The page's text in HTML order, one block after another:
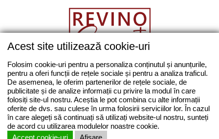
salut@revino.ro
0743862874
© REVINO ROMANIA 2014 - 2026 | Toate drepturile
rezervate |Termeni si conditii
Acest site utilizează cookie-uri
Folosim cookie-uri pentru a personaliza conținutul și anunțurile,
pentru a oferi funcții de rețele sociale și pentru a analiza traficul.
De asemenea, le oferim partenerilor de rețele sociale, de
publicitate și de analize informații cu privire la modul în care
folosiți site-ul nostru. Aceștia le pot combina cu alte informații
oferite de dvs. sau culese în urma folosirii serviciilor lor. În cazul
în care alegeți să continuați să utilizați website-ul nostru, sunteți
de acord cu utilizarea modulelor noastre cookie.
Accept cookie-uri
Afisare